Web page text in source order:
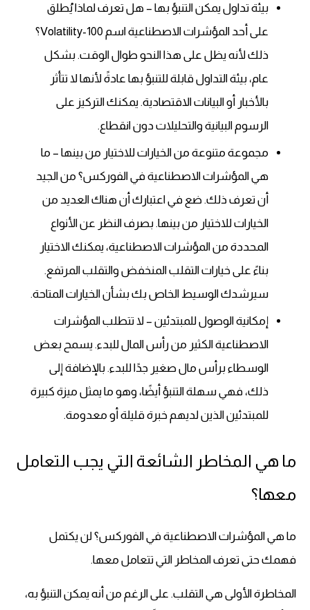
بيئة تداول يمكن التنبؤ بها – هل تعرف لماذا يُطلق
على أحد المؤشرات الاصطناعية اسم Volatility-100؟
ذلك لأنه يظل على هذا النحو طوال الوقت. بشكل
عام، بيئة التداول قابلة للتنبؤ بها عادةً لأنها لا تتأثر
بالأخبار أو البيانات الاقتصادية. يمكنك التركيز على
الرسوم البيانية والتحليلات دون انقطاع.
مجموعة متنوعة من الخيارات للاختيار من بينها – ما
هي المؤشرات الاصطناعية في الفوركس؟ من الجيد
أن تعرف ذلك. ضع في اعتبارك أن هناك العديد من
الخيارات للاختيار من بينها. بصرف النظر عن الأنواع
المحددة من المؤشرات الاصطناعية، يمكنك الاختيار
بناءً على خيارات التقلب المنخفض والتقلب المرتفع.
سيرشدك الوسيط الخاص بك بشأن الخيارات المتاحة.
إمكانية الوصول للمبتدئين – لا تتطلب المؤشرات
الاصطناعية الكثير من رأس المال للبدء. يسمح بعض
الوسطاء برأس مال صغير جدًا للبدء. بالإضافة إلى
ذلك، فهي سهلة التنبؤ أيضًا، وهو ما يمثل ميزة كبيرة
للمبتدئين الذين لديهم خبرة قليلة أو معدومة.
ما هي المخاطر الشائعة التي يجب التعامل
معها؟
ما هي المؤشرات الاصطناعية في الفوركس؟ لن يكتمل
فهمك حتى تعرف المخاطر التي تتعامل معها.
المخاطرة الأولى هي التقلب. على الرغم من أنه يمكن التنبؤ به،